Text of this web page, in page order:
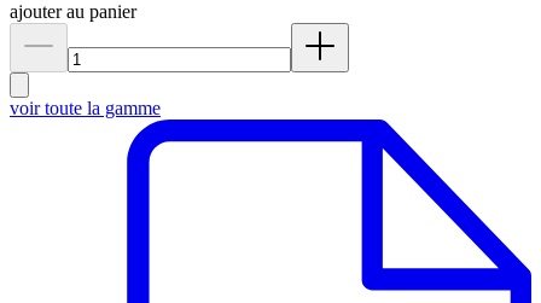
ajouter au panier
voir toute la gamme